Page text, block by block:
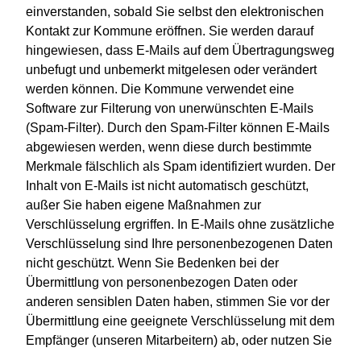
einverstanden, sobald Sie selbst den elektronischen
Kontakt zur Kommune eröffnen. Sie werden darauf
hingewiesen, dass E-Mails auf dem Übertragungsweg
unbefugt und unbemerkt mitgelesen oder verändert
werden können. Die Kommune verwendet eine
Software zur Filterung von unerwünschten E-Mails
(Spam-Filter). Durch den Spam-Filter können E-Mails
abgewiesen werden, wenn diese durch bestimmte
Merkmale fälschlich als Spam identifiziert wurden. Der
Inhalt von E-Mails ist nicht automatisch geschützt,
außer Sie haben eigene Maßnahmen zur
Verschlüsselung ergriffen. In E-Mails ohne zusätzliche
Verschlüsselung sind Ihre personenbezogenen Daten
nicht geschützt. Wenn Sie Bedenken bei der
Übermittlung von personenbezogen Daten oder
anderen sensiblen Daten haben, stimmen Sie vor der
Übermittlung eine geeignete Verschlüsselung mit dem
Empfänger (unseren Mitarbeitern) ab, oder nutzen Sie